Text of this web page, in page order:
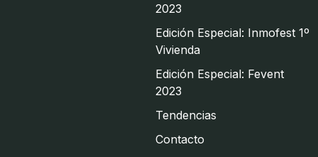
2023
Edición Especial: Inmofest 1º
Vivienda
Edición Especial: Fevent
2023
Tendencias
Contacto